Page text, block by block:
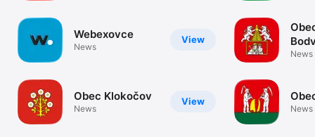
View
Webexovce
News
View
Obec Klokočov
News
News
News